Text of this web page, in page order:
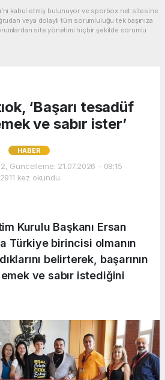
kabul etmiş bulunuyor ve sporbox.net sitesine
veya dolaylı tüm sorumluluğu tek başınıza
site yönetimi hiçbir şekilde sorumlu
‘Başarı tesadüf
ve sabır ister’
HABER
Güncelleme: 21.07.2026 - 08:15
2911 kez okundu.
Kurulu Başkanı Ersan
Türkiye birincisi olmanın
belirterek, başarının
ve sabır istediğini